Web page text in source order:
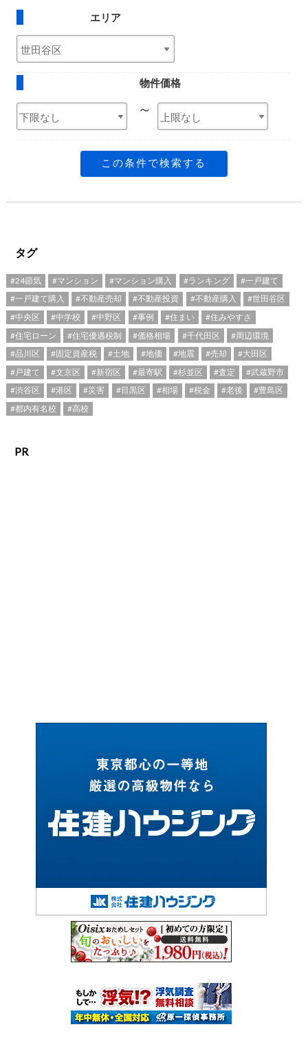
エリア
物件価格
～
この条件で検索する
タグ
#24節気 #マンション #マンション購入 #ランキング
#一戸建て
#一戸建て購入
#不動産売却 #不動産投資 #不動産購入
#世田谷区
#中央区
#中学校 #中野区 #事例 #住まい
#住みやすさ
#住宅ローン
#住宅優遇税制 #価格相場 #千代田区
#周辺環境
#品川区
#固定資産税 #土地 #地価 #地震 #売却
#大田区
#戸建て
#文京区 #新宿区 #最寄駅 #杉並区 #査定
#武蔵野市
#渋谷区
#港区 #災害 #目黒区 #相場 #税金 #老後
#豊島区
#都内有名校
#高校
PR